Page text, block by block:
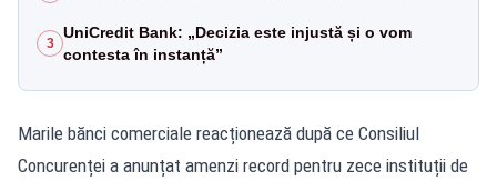
3
UniCredit Bank: „Decizia este injustă și o vom
contesta în instanță”
Marile bănci comerciale reacționează după ce Consiliul
Concurenței a anunțat amenzi record pentru zece instituții de